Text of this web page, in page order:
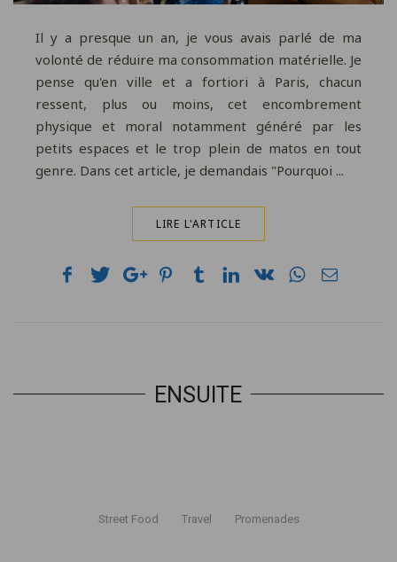
Il y a presque un an, je vous avais parlé de ma
volonté de réduire ma consommation matérielle. Je
pense qu'en ville et a fortiori à Paris, chacun
ressent, plus ou moins, cet encombrement
physique et moral notamment généré par les
petits espaces et le trop plein de matos en tout
genre. Dans cet article, je demandais "Pourquoi ...
LIRE L'ARTICLE
ENSUITE
Street Food Travel Promenades